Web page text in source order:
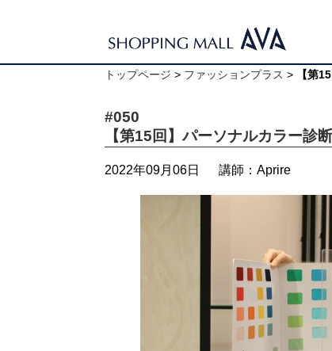
トップページ > ファッションプラス > 【第
#050
【第15回】パーソナルカラー診断
2022年09月06日 講師：Aprire